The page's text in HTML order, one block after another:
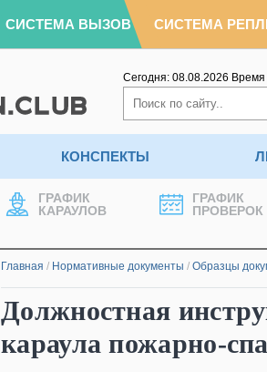
СИСТЕМА ВЫЗОВ СИСТЕМА
Сегодня: 08.08.2026 Время
КОНСПЕКТЫ
ГРАФИК
КАРАУЛОВ
ГРАФИК
ПРОВЕРОК
Главная / Нормативные документы / Образцы
Должностная
караула пожарно-